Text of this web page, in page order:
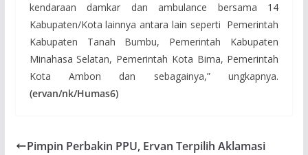
kendaraan damkar dan ambulance bersama 14
Kabupaten/Kota lainnya antara lain seperti Pemerintah
Kabupaten Tanah Bumbu, Pemerintah Kabupaten
Minahasa Selatan, Pemerintah Kota Bima, Pemerintah
Kota Ambon dan sebagainya,” ungkapnya.
(ervan/nk/Humas6)
Pimpin Perbakin PPU, Ervan Terpilih Aklamasi